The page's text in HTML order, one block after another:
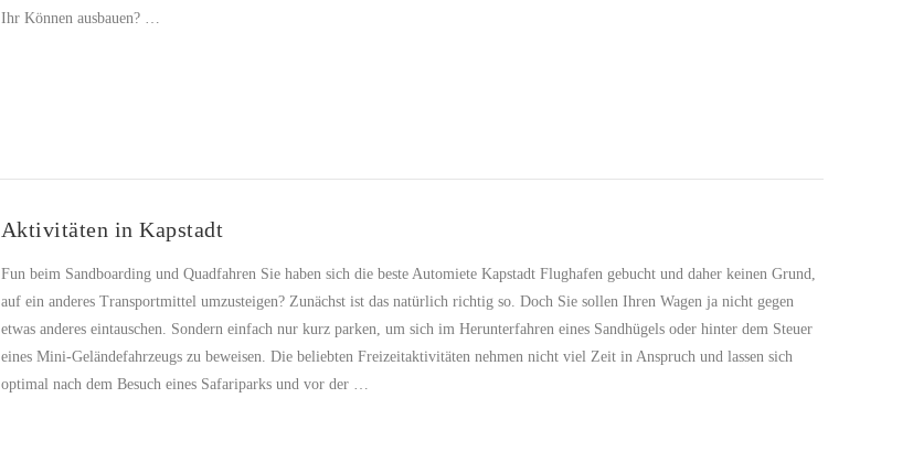
Ihr Können ausbauen? …
Aktivitäten in Kapstadt
Fun beim Sandboarding und Quadfahren Sie haben sich die beste Automiete Kapstadt Flughafen gebucht und daher keinen Grund,
auf ein anderes Transportmittel umzusteigen? Zunächst ist das natürlich richtig so. Doch Sie sollen Ihren Wagen ja nicht gegen
etwas anderes eintauschen. Sondern einfach nur kurz parken, um sich im Herunterfahren eines Sandhügels oder hinter dem Steuer
eines Mini-Geländefahrzeugs zu beweisen. Die beliebten Freizeitaktivitäten nehmen nicht viel Zeit in Anspruch und lassen sich
optimal nach dem Besuch eines Safariparks und vor der …